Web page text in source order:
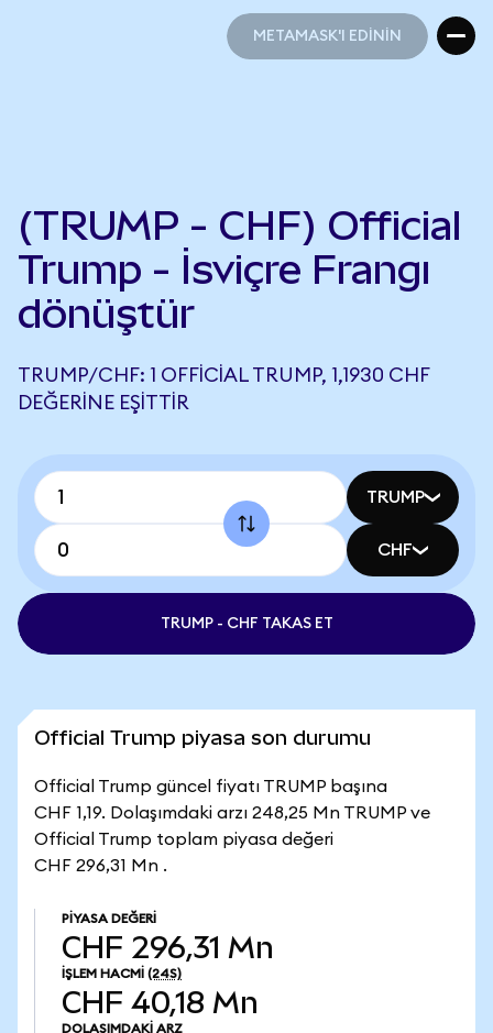
METAMASK'I EDİNİN
(TRUMP - CHF) Official
Trump - İsviçre Frangı
dönüştür
TRUMP/CHF: 1 OFFICIAL TRUMP, 1,1930 CHF
DEĞERINE EŞITTIR
TRUMP
CHF
TRUMP - CHF TAKAS ET
Official Trump piyasa son durumu
Official Trump güncel fiyatı TRUMP başına
CHF 1,19. Dolaşımdaki arzı 248,25 Mn TRUMP ve
Official Trump toplam piyasa değeri
CHF 296,31 Mn .
PIYASA DEĞERI
CHF 296,31 Mn
İŞLEM HACMI (24S)
CHF 40,18 Mn
DOLAŞIMDAKI ARZ